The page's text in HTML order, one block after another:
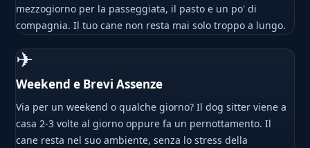
mezzogiorno per la passeggiata, il pasto e un po' di
compagnia. Il tuo cane non resta mai solo troppo a lungo.
✈
Weekend e Brevi Assenze
Via per un weekend o qualche giorno? Il dog sitter viene a
casa 2-3 volte al giorno oppure fa un pernottamento. Il
cane resta nel suo ambiente, senza lo stress della